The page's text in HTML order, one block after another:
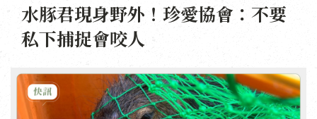
水豚君現身野外！珍愛協會：不要
私下捕捉會咬人